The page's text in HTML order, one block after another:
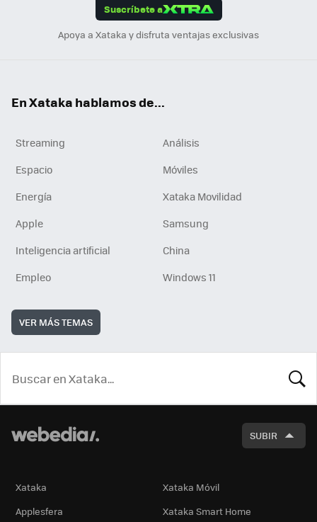
Suscríbete a
Apoya a Xataka y disfruta ventajas exclusivas
En Xataka hablamos de...
Streaming
Análisis
Espacio
Móviles
Energía
Xataka Movilidad
Apple
Samsung
Inteligencia artificial
China
Empleo
Windows 11
VER MÁS TEMAS
SUBIR
Xataka
Xataka Móvil
Applesfera
Xataka Smart Home